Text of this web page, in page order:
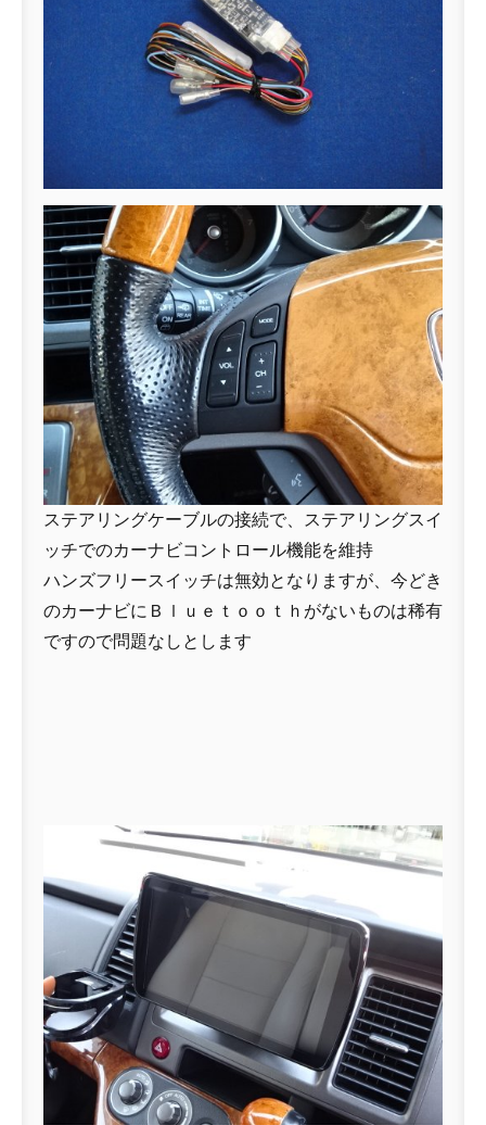
ステアリングケーブルの接続で、ステアリングスイ
ッチでのカーナビコントロール機能を維持
ハンズフリースイッチは無効となりますが、今どき
のカーナビにＢｌｕｅｔｏｏｔｈがないものは稀有
ですので問題なしとします